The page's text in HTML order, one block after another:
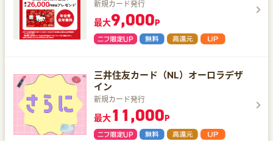
新規カード発行
最大9,000P
三井住友カード（NL）オーロラデザ
イン
新規カード発行
最大11,000P